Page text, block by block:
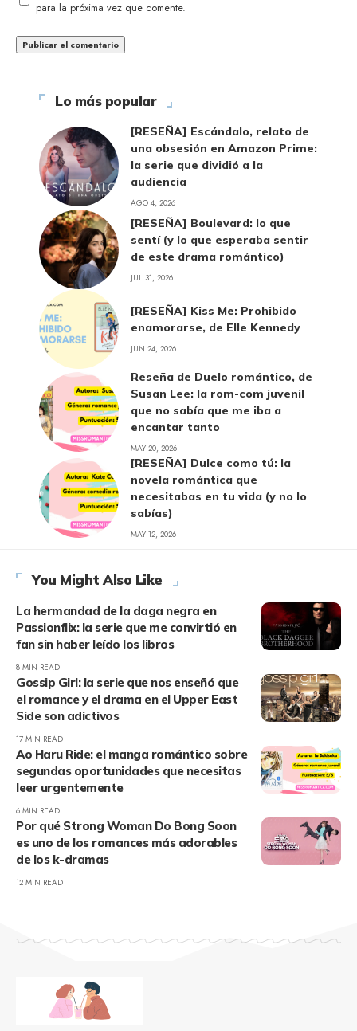
para la próxima vez que comente.
Lo más popular
[RESEÑA] Escándalo, relato de
una obsesión en Amazon Prime:
la serie que dividió a la
audiencia
AGO 4, 2026
[RESEÑA] Boulevard: lo que
sentí (y lo que esperaba sentir
de este drama romántico)
JUL 31, 2026
[RESEÑA] Kiss Me: Prohibido
enamorarse, de Elle Kennedy
JUN 24, 2026
Reseña de Duelo romántico, de
Susan Lee: la rom-com juvenil
que no sabía que me iba a
encantar tanto
MAY 20, 2026
[RESEÑA] Dulce como tú: la
novela romántica que
necesitabas en tu vida (y no lo
sabías)
MAY 12, 2026
You Might Also Like
La hermandad de la daga negra en
Passionflix: la serie que me convirtió en
fan sin haber leído los libros
8 MIN READ
Gossip Girl: la serie que nos enseñó que
el romance y el drama en el Upper East
Side son adictivos
17 MIN READ
Ao Haru Ride: el manga romántico sobre
segundas oportunidades que necesitas
leer urgentemente
6 MIN READ
Por qué Strong Woman Do Bong Soon
es uno de los romances más adorables
de los k-dramas
12 MIN READ